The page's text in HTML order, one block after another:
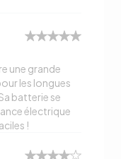
une grande
les longues
batterie se
électrique
!